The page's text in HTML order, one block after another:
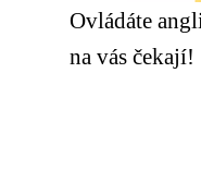
Ovládáte
na vás čekají!